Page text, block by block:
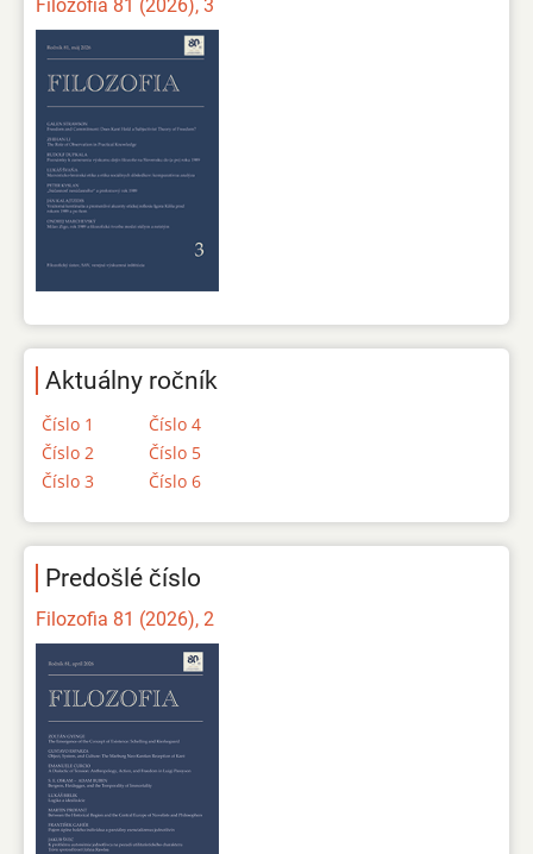
Filozofia 81 (2026), 3
Aktuálny ročník
Číslo 1
Číslo 2
Číslo 3
Číslo 4
Číslo 5
Číslo 6
Predošlé číslo
Filozofia 81 (2026), 2